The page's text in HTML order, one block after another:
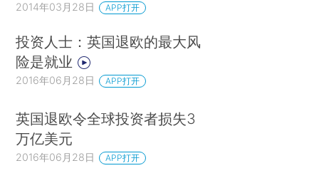
2014年03月28日 APP打开
投资人士：英国退欧的最大风
险是就业
2016年06月28日 APP打开
英国退欧令全球投资者损失3
万亿美元
2016年06月28日 APP打开